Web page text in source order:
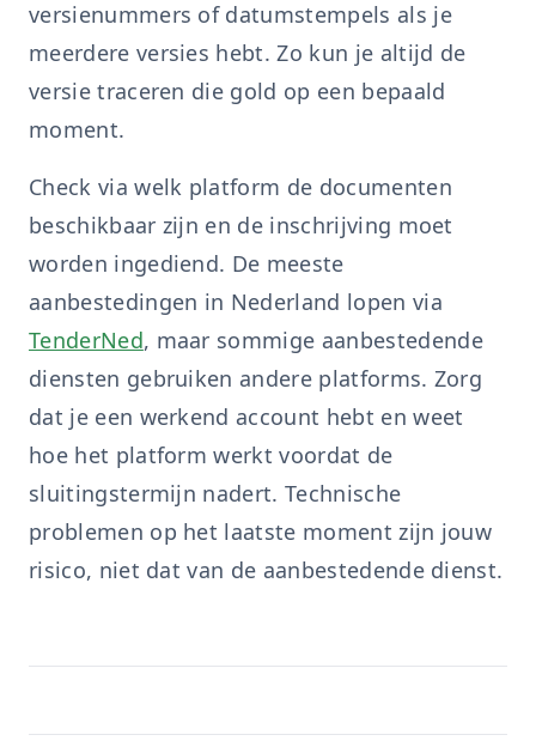
versienummers of datumstempels als je
meerdere versies hebt. Zo kun je altijd de
versie traceren die gold op een bepaald
moment.
Check via welk platform de documenten
beschikbaar zijn en de inschrijving moet
worden ingediend. De meeste
aanbestedingen in Nederland lopen via
TenderNed, maar sommige aanbestedende
diensten gebruiken andere platforms. Zorg
dat je een werkend account hebt en weet
hoe het platform werkt voordat de
sluitingstermijn nadert. Technische
problemen op het laatste moment zijn jouw
risico, niet dat van de aanbestedende dienst.